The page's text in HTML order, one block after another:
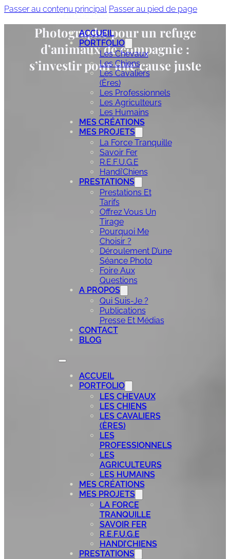
Passer au contenu principal Passer au pied de page
Grain de Pixel
ACCUEIL
PORTFOLIO
Les Chevaux
Les Chiens
Les Cavaliers
(ères)
Les Professionnels
Les Agriculteurs
Les Humains
MES CRÉATIONS
MES PROJETS
La Force Tranquille
Savoir Fer
R.E.F.U.G.E
Handi’Chiens
PRESTATIONS
Prestations Et
Tarifs
Offrez Vous Un
Tirage
Pourquoi Me
Choisir ?
Déroulement D’une
Séance Photo
Foire Aux
Questions
A PROPOS
Qui Suis-Je ?
Publications
Presse Et Médias
CONTACT
BLOG
ACCUEIL
PORTFOLIO
LES CHEVAUX
LES CHIENS
LES CAVALIERS
(ÈRES)
LES
PROFESSIONNELS
LES
AGRICULTEURS
LES HUMAINS
MES CRÉATIONS
MES PROJETS
LA FORCE
TRANQUILLE
SAVOIR FER
R.E.F.U.G.E
HANDI’CHIENS
PRESTATIONS
Photographe pour un refuge
d’animaux de compagnie :
s’investir pour une cause juste